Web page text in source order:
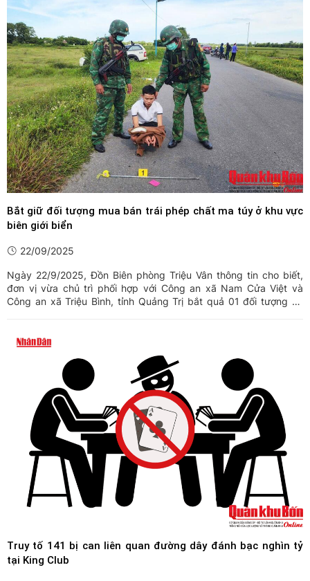
Bắt giữ đối tượng mua bán trái phép chất ma túy ở khu vực
biên giới biển
22/09/2025
Ngày 22/9/2025, Đồn Biên phòng Triệu Vân thông tin cho biết,
đơn vị vừa chủ trì phối hợp với Công an xã Nam Cửa Việt và
Công an xã Triệu Bình, tỉnh Quảng Trị bắt quả 01 đối tượng có
Truy tố 141 bị can liên quan đường dây đánh bạc nghìn tỷ
tại King Club